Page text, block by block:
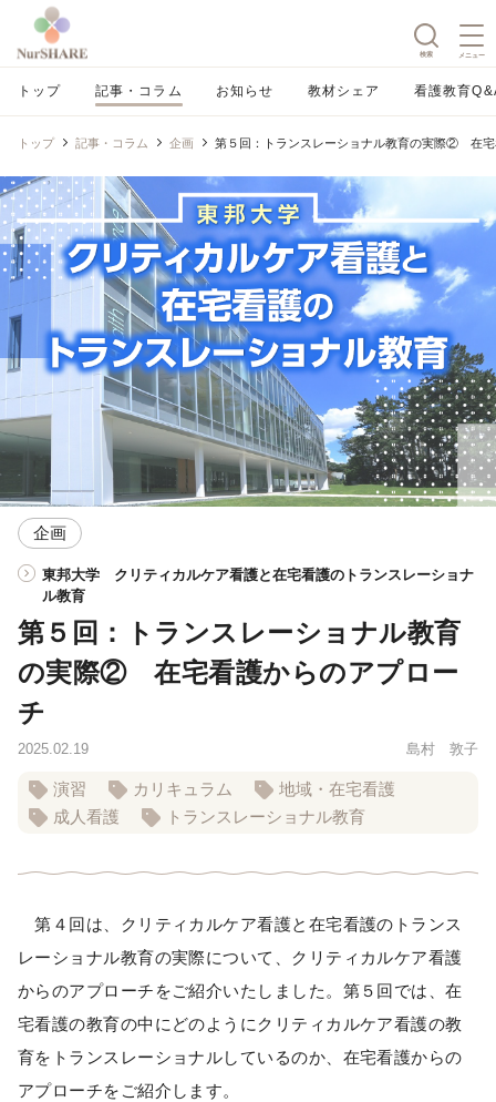
検索 メニュー
トップ 記事・コラム お知らせ 教材シェア 看護教育
トップ 記事・コラム 企画 第５回：トランスレーショナル教育の実際② 在宅
企画
東邦大学 クリティカルケア看護と在宅看護のトランスレーショナ
ル教育
第５回：トランスレーショナル教育
の実際② 在宅看護からのアプロー
チ
2025.02.19 島村 敦子
演習 カリキュラム
地域・在宅看護
成人看護
トランスレーショナル教育
第４回は、クリティカルケア看護と在宅看護のトランス
レーショナル教育の実際について、クリティカルケア看護
からのアプローチをご紹介いたしました。第５回では、在
宅看護の教育の中にどのようにクリティカルケア看護の教
育をトランスレーショナルしているのか、在宅看護からの
アプローチをご紹介します。